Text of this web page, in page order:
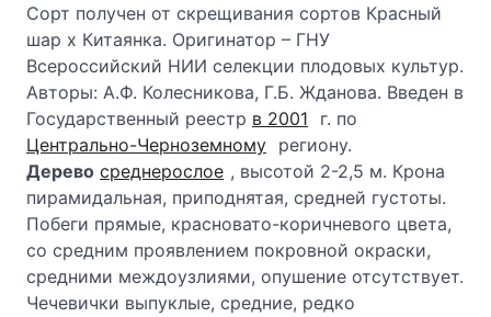
Сорт получен от скрещивания сортов Красный
шар х Китаянка. Оригинатор – ГНУ
Всероссийский НИИ селекции плодовых культур.
Авторы: А.Ф. Колесникова, Г.Б. Жданова. Введен в
Государственный реестр в 2001
г. по
Центрально-Черноземному региону.
Дерево среднерослое , высотой 2-2,5 м. Крона
пирамидальная, приподнятая, средней густоты.
Побеги прямые, красновато-коричневого цвета,
со средним проявлением покровной окраски,
средними междоузлиями, опушение отсутствует.
Чечевички выпуклые, средние, редко